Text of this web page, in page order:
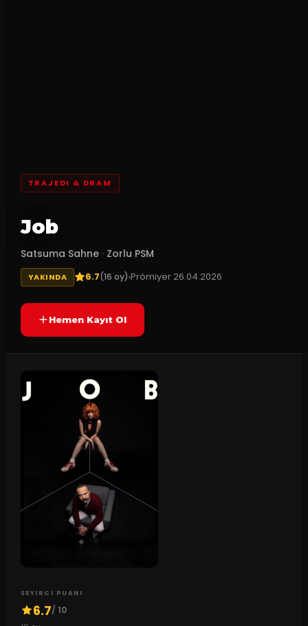
TRAJEDI & DRAM
Job
Satsuma Sahne · Zorlu PSM
YAKINDA 6.7(16 oy)Prömiyer 26.04.2026
Hemen Kayıt Ol
SEYIRCI PUANI
6.7/ 10